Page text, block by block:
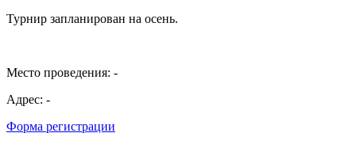
Турнир запланирован на осень.
Место проведения: -
Адрес: -
Форма регистрации